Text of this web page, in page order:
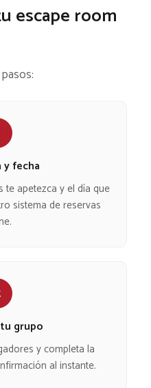
escape room
y fecha
te apetezca y el día que
sistema de reservas
grupo
y completa la
al instante.